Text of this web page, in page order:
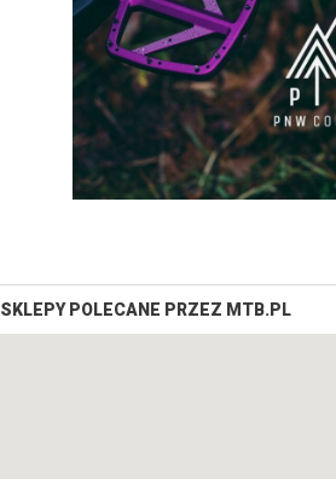
SKLEPY POLECANE PRZEZ MTB.PL